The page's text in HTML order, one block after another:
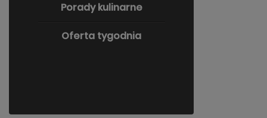
Porady kulinarne
Oferta tygodnia